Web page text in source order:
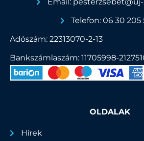
Telefon: 06 30 205
Adószám: 22313070-2-13
Bankszámlaszám: 11705998-
OLDALAK
Hírek